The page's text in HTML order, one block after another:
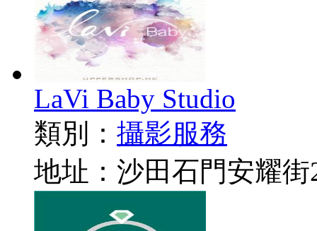
LaVi Baby Studio
類別： 攝影服務
地址：沙田石門安耀